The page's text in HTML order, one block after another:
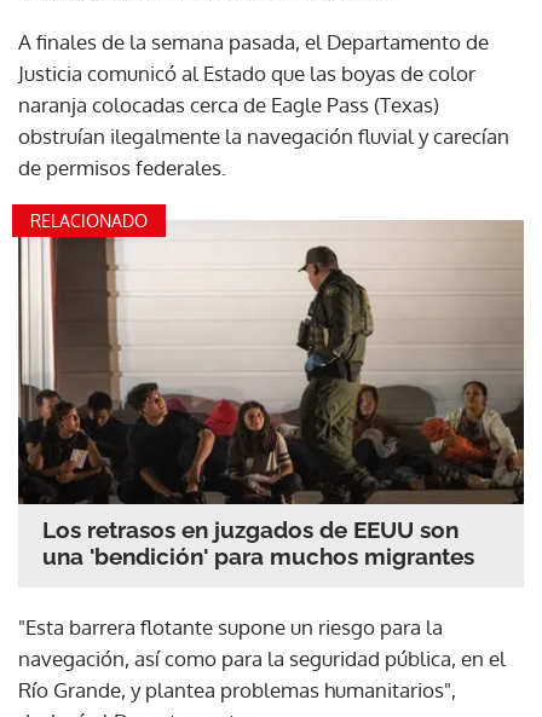
A finales de la semana pasada, el Departamento de
Justicia comunicó al Estado que las boyas de color
naranja colocadas cerca de Eagle Pass (Texas)
obstruían ilegalmente la navegación fluvial y carecían
de permisos federales.
RELACIONADO
Los retrasos en juzgados de EEUU son
una 'bendición' para muchos migrantes
"Esta barrera flotante supone un riesgo para la
navegación, así como para la seguridad pública, en el
Río Grande, y plantea problemas humanitarios",